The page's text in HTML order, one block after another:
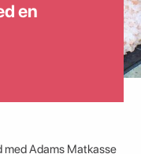
en
med Adams Matkasse